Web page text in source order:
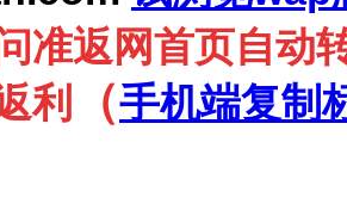
准返网首页自动
利
（手机端复制